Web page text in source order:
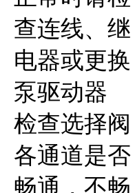
查连线、继
电器或更换
泵驱动器
检查选择阀
各通道是否
畅通，不畅